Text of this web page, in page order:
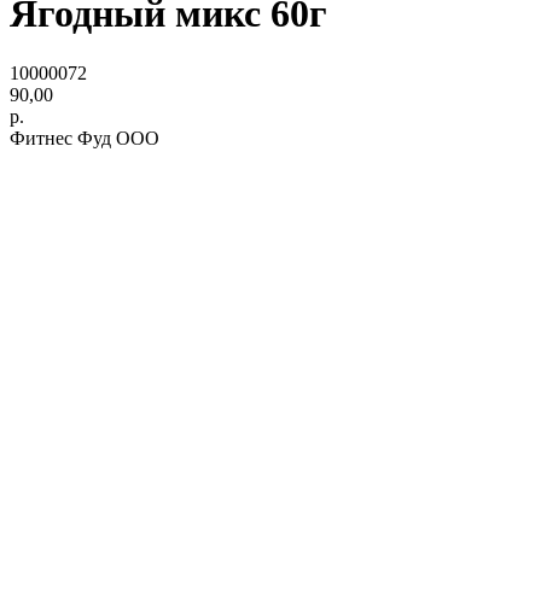
Ягодный микс 60г
10000072
90,00
р.
Фитнес Фуд ООО